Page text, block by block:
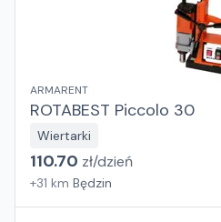
ARMARENT
ROTABEST Piccolo 30
Wiertarki
110.70 zł/dzień
+31 km Będzin